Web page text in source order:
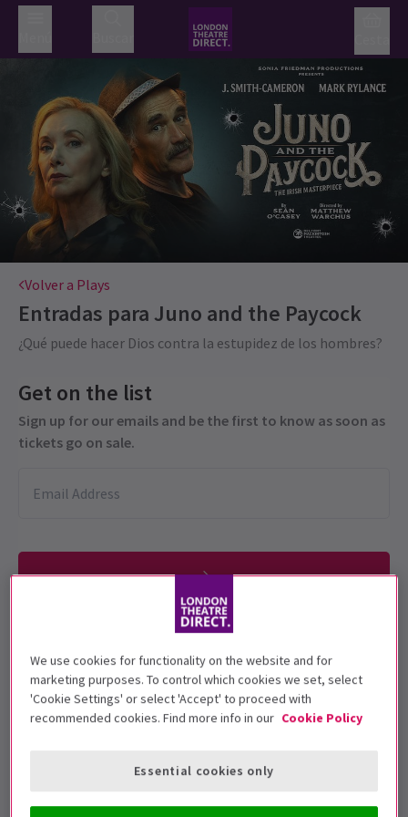
Volver a Plays
Entradas paraJuno and the Paycock
¿Qué puede hacer Dios contra la estupidez de los hombres?
Get on the list
Sign up for our emails and be the first to know as soon as
tickets go on sale.
Esta producción se recomienda para
personas de 14+ años
Fechas de función
Gielgud Theatre
Duración: 2hrs 45mins (inc interval)
We use cookies for functionality on the website and for
marketing purposes. To control which cookies we set, select
'Cookie Settings' or select 'Accept' to proceed with
recommended cookies. Find more info in our Cookie Policy
Essential cookies only